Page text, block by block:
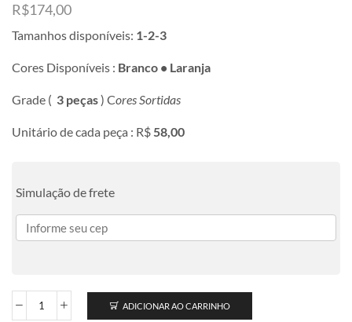
R$174,00
Tamanhos disponíveis: 1-2-3
Cores Disponíveis : Branco • Laranja
Grade ( 3 peças) Cores Sortidas
Unitário de cada peça : R$58,00
Simulação de frete
ADICIONAR AO CARRINHO